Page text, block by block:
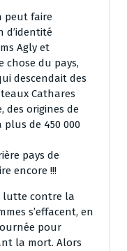
peut faire
d’identité
Agly et
chose du pays,
descendait des
Cathares
des origines de
plus de 450 000
pays de
encore !!!
lutte contre la
s’effacent, en
pour
la mort. Alors